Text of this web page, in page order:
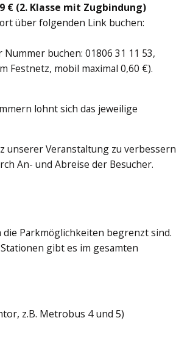
€ (2. Klasse mit Zugbindung)
über folgenden Link buchen:
buchen: 01806 31 11 53,
Festnetz, mobil maximal 0,60 €).
lohnt sich das jeweilige
unserer Veranstaltung zu verbessern
An- und Abreise der Besucher.
Parkmöglichkeiten begrenzt sind.
gibt es im gesamten
z.B. Metrobus 4 und 5)